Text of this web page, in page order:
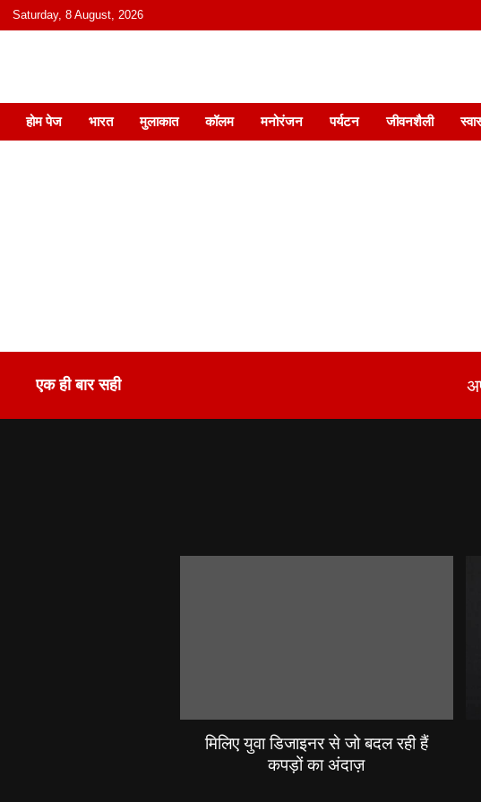
content
Saturday, 8 August, 2026
हिंदी में समाचार, विचार, ऑडियो, वीडियो और फ़ीचर. भारत
होम पेज भारत मुलाकात कॉलम मनोरंजन पर्यटन जीवनशैली
एक ही बार सही
मिलिए युवा डिजाइनर से जो बदल रही हैं
कपड़ों का अंदाज़